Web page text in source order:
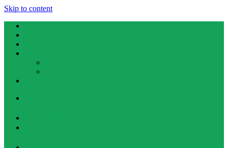
Skip to content